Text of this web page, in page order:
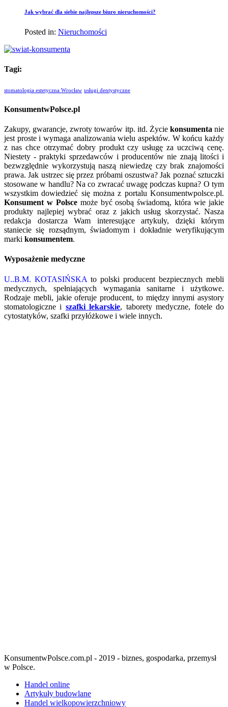
Jak wybrać dla siebie najlepsze biuro nieruchomości?
Posted in: Nieruchomości
Tagi:
stomatologia estetyczna Wrocław usługi dentystyczne
KonsumentwPolsce.pl
Zakupy, gwarancje, zwroty towarów itp. itd. Życie konsumenta nie
jest proste i wymaga analizowania wielu aspektów. W końcu każdy
z nas chce otrzymać dobry produkt czy usługę za uczciwą cenę.
Niestety - praktyki sprzedawców i producentów nie znają litości i
bezwzględnie wykorzystują naszą niewiedzę czy brak znajomości
prawa. Jak ustrzec się przez próbami oszustwa? Jak poznać sztuczki
stosowane w handlu? Na co zwracać uwagę podczas kupna? O tym
wszystkim dowiedzieć się można z portalu Konsumentwpolsce.pl.
Konsument w Polscemoże być osobą świadomą, która wie jakie
produkty najlepiej wybrać oraz z jakich usług skorzystać. Nasza
redakcja dostarcza Wam interesujące artykuły, dzięki którym
staniecie się rozsądnym, świadomym i dokładnie weryfikującym
marki konsumentem.
Wyposażenie medyczne
U..B.M. KOTASIŃSKA to polski producent bezpiecznych mebli
medycznych, spełniających wymagania sanitarne i użytkowe.
Rodzaje mebli, jakie oferuje producent, to między innymi asystory
stomatologiczne i szafki lekarskie, taborety medyczne, fotele do
cytostatyków, szafki przyłóżkowe i wiele innych.
KonsumentwPolsce.com.pl - 2019 - biznes, gospodarka, przemysł
w Polsce.
Handel online
Artykuły budowlane
Handel wielkopowierzchniowy